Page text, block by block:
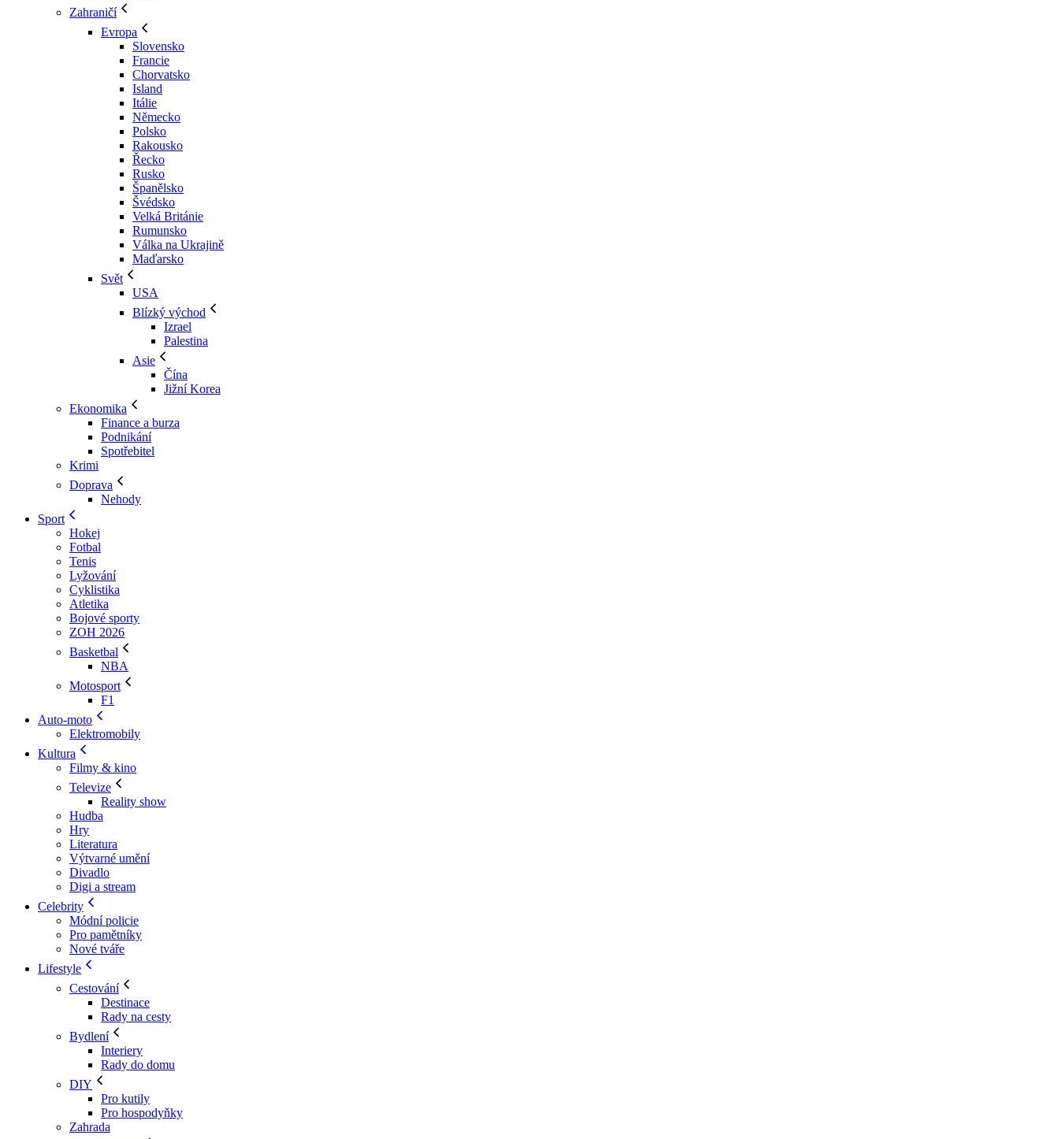
Zahraničí
Evropa
Slovensko
Francie
Chorvatsko
Island
Itálie
Německo
Polsko
Rakousko
Řecko
Rusko
Španělsko
Švédsko
Velká Británie
Rumunsko
Válka na Ukrajině
Maďarsko
Svět
USA
Blízký východ
Izrael
Palestina
Asie
Čína
Jižní Korea
Ekonomika
Finance a burza
Podnikání
Spotřebitel
Krimi
Doprava
Nehody
Sport
Hokej
Fotbal
Tenis
Lyžování
Cyklistika
Atletika
Bojové sporty
ZOH 2026
Basketbal
NBA
Motosport
F1
Auto-moto
Elektromobily
Kultura
Filmy & kino
Televize
Reality show
Hudba
Hry
Literatura
Výtvarné umění
Divadlo
Digi a stream
Celebrity
Módní policie
Pro pamětníky
Nové tváře
Lifestyle
Cestování
Destinace
Rady na cesty
Bydlení
Interiery
Rady do domu
DIY
Pro kutily
Pro hospodyňky
Zahrada